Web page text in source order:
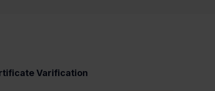
Varification